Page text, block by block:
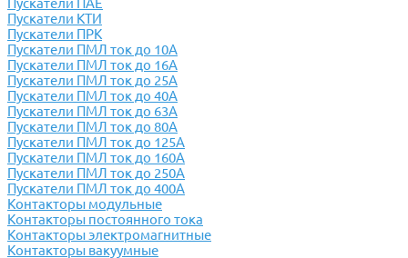
Пускатели ПАЕ
Пускатели КТИ
Пускатели ПРК
Пускатели ПМЛ ток до 10А
Пускатели ПМЛ ток до 16А
Пускатели ПМЛ ток до 25А
Пускатели ПМЛ ток до 40А
Пускатели ПМЛ ток до 63А
Пускатели ПМЛ ток до 80А
Пускатели ПМЛ ток до 125А
Пускатели ПМЛ ток до 160А
Пускатели ПМЛ ток до 250А
Пускатели ПМЛ ток до 400А
Контакторы модульные
Контакторы постоянного тока
Контакторы электромагнитные
Контакторы вакуумные